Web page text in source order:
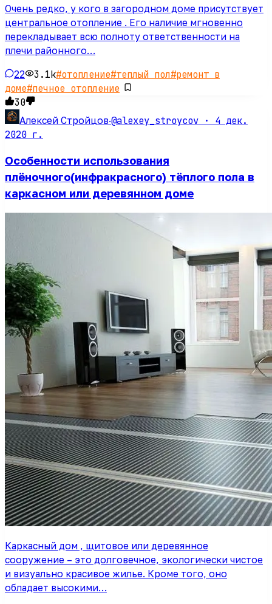
Очень редко, у кого в загородном доме присутствует
центральное отопление . Его наличие мгновенно
перекладывает всю полноту ответственности на
плечи районного…
22 3.1k#отопление#теплый пол#ремонт в
доме#печное отопление
30
Алексей Стройцов·@alexey_stroycov · 4 дек.
2020 г.
Особенности использования
плёночного(инфракрасного) тёплого пола в
каркасном или деревянном доме
Каркасный дом , щитовое или деревянное
сооружение – это долговечное, экологически чистое
и визуально красивое жилье. Кроме того, оно
обладает высокими…